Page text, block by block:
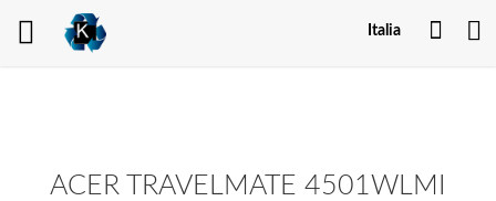
Italia
mio
ACER TRAVELMATE 4501WLMI